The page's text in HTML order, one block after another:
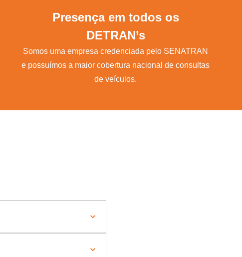
Presença em todos os
DETRAN’s
Somos uma empresa credenciada pelo SENATRAN
e possuímos a maior cobertura nacional de consultas
de veículos.